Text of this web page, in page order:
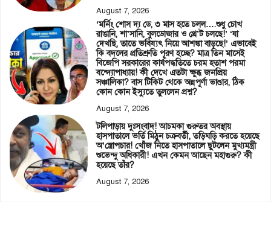
August 7, 2026
‘মর্নিং শোস দ্য ডে, ৩ মাস হতে চলল….শুধু চোখ
রাঙানি, শা’সানি, বুলডোজার ও থ্রে’ট চলছে!’ ‘যা
দেখছি, তাতে ভবিষ্যৎ নিয়ে আশঙ্কা বাড়ছে!’ এভাবেই
কি বদলের প্রতিশ্রুতি পূরণ হচ্ছে? মাত্র তিন মাসেই
বিজেপি সরকারের কার্যপদ্ধতিতে চরম হতাশ পরমা
বন্দ্যোপাধ্যায়! কী দেখে এতটা ক্ষুব্ধ জনপ্রিয়
সঞ্চালিকা? বাস টিকিট থেকে অন্নপূর্ণা ভাণ্ডার, ঠিক
কোন কোন ইস্যুতে তুললেন প্রশ্ন?
August 7, 2026
টলিপাড়ায় দুঃসংবাদ! আচমকা গুরুতর অবস্থায়
হাসপাতালে ভর্তি মিঠুন চক্রবর্তী, তড়িঘড়ি করতে হয়েছে
অ’স্ত্রোপচার! খোঁজ নিতে হাসপাতালে ছুটলেন মুখ্যমন্ত্রী
শুভেন্দু অধিকারী! এখন কেমন আছেন মহাগুরু? কী
হয়েছে তাঁর?
August 7, 2026